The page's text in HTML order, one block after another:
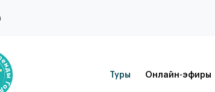
Туры Онлайн-эфиры